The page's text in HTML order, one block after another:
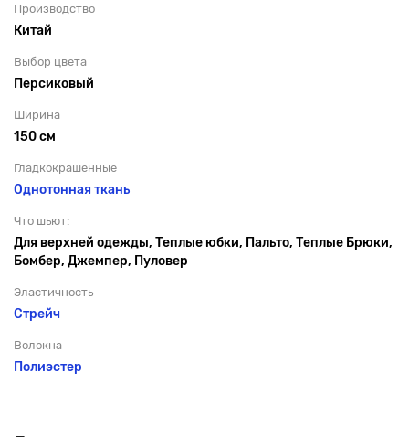
Производство
Китай
Выбор цвета
Персиковый
Ширина
150 см
Гладкокрашенные
Однотонная ткань
Что шьют:
Для верхней одежды, Теплые юбки, Пальто, Теплые Брюки,
Бомбер, Джемпер, Пуловер
Эластичность
Стрейч
Волокна
Полиэстер